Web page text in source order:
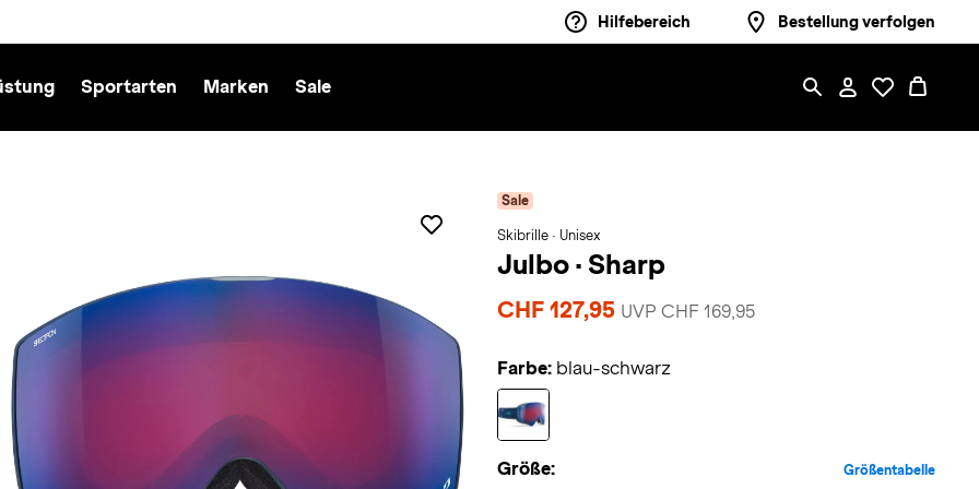
Hilfebereich Bestellung verfolgen
Sportarten Marken Sale
Sale
Skibrille · Unisex
Julbo · Sharp
CHF 127,95 UVP CHF 169,95
Farbe: blau-schwarz
Größe: Größentabelle